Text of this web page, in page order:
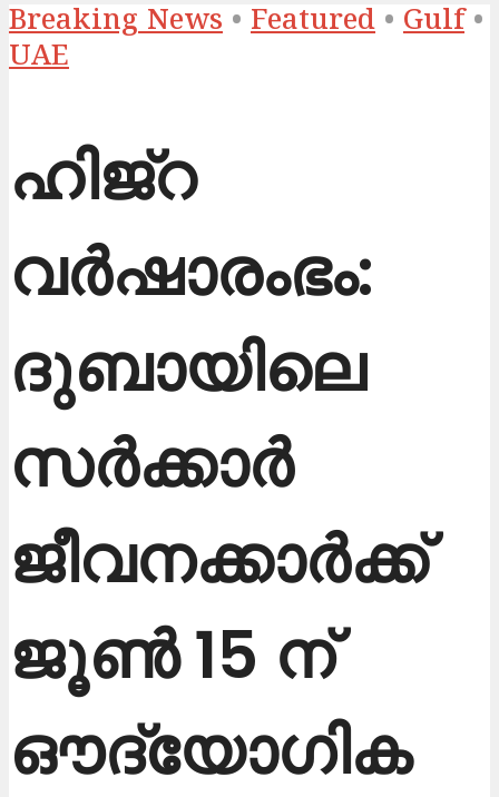
Breaking News • Featured • Gulf •
UAE
ഹിജ്‌റ
വർഷാരംഭം:
ദുബായിലെ
സർക്കാർ
ജീവനക്കാർക്ക്
ജൂൺ 15 ന്
ഔദ്യോഗിക